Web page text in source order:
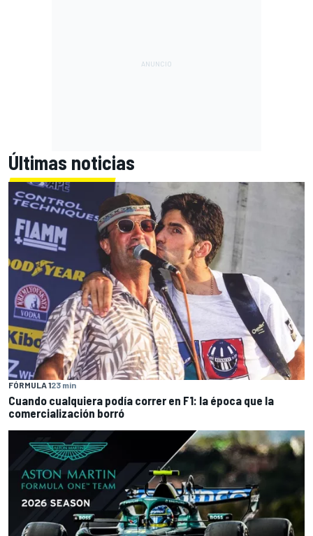
Últimas noticias
FÓRMULA 123 min
Cuando cualquiera podía correr en F1: la época que la
comercialización borró